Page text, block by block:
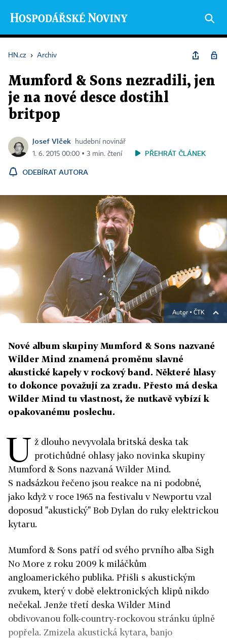
HN.cz › Archiv
Mumford & Sons nezradili, jen
je na nové desce dostihl
britpop
Josef Vlček
hudební novinář
1. 6. 2015 00:00 ▪ 3 min. čtení
PŘEHRÁT ČLÁNEK
ODEBÍRAT AUTORA
Autor ▪ ČTK
Nové album skupiny Mumford & Sons nazvané
Wilder Mind znamená proměnu slavné
akustické kapely v rockový band. Některé hlasy
to dokonce považují za zradu. Přesto má deska
Wilder Mind tu vlastnost, že nutkavě vybízí k
opakovanému poslechu.
U ž dlouho nevyvolala britská deska tak
protichůdné ohlasy jako novinka skupiny
Mumford & Sons nazvaná Wilder Mind.
S nadsázkou řečeno jsou reakce na ni podobné,
jako když v roce 1965 na festivalu v Newportu vzal
doposud "akustický" Bob Dylan do ruky elektrickou
kytaru.
Mumford & Sons patří od svého prvního alba Sigh
No More z roku 2009 k miláčkům
angloamerického publika. Přišli s akustickým
zvukem, který v době elektronických klipů nikdo
nečekal. Jenže třetí deska Wilder Mind
obdivovanou folk-country-rockovou stránku úplně
popřela. Zmizela akustická kytara, banjo